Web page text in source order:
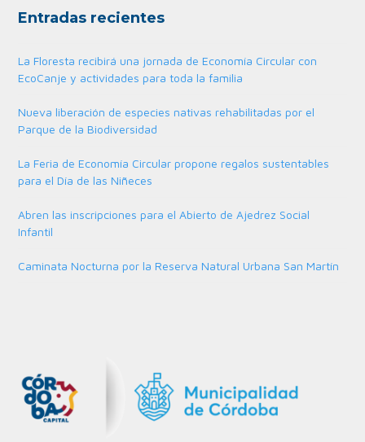
Entradas recientes
La Floresta recibirá una jornada de Economía Circular con
EcoCanje y actividades para toda la familia
Nueva liberación de especies nativas rehabilitadas por el
Parque de la Biodiversidad
La Feria de Economía Circular propone regalos sustentables
para el Día de las Niñeces
Abren las inscripciones para el Abierto de Ajedrez Social
Infantil
Caminata Nocturna por la Reserva Natural Urbana San Martín